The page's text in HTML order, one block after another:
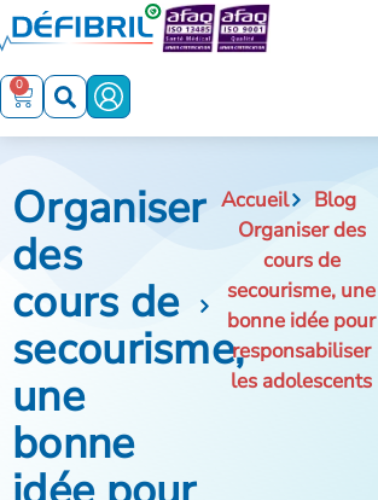
0
Organiser
des
cours de
secourisme,
une
bonne
Accueil
Blog
Organiser des
cours de
secourisme, une
bonne idée pour
responsabiliser
les adolescents